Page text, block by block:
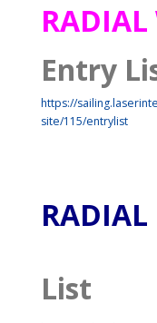
RADIAL
Entry
https://
site/115/entrylist
RADIAL
List